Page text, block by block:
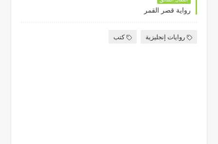
رواية قصر القمر
روايات إنجليزية كتب